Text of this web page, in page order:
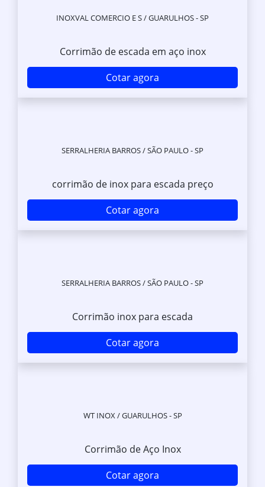
INOXVAL COMERCIO E S / GUARULHOS - SP
Corrimão de escada em aço inox
Cotar agora
SERRALHERIA BARROS / SÃO PAULO - SP
corrimão de inox para escada preço
Cotar agora
SERRALHERIA BARROS / SÃO PAULO - SP
Corrimão inox para escada
Cotar agora
WT INOX / GUARULHOS - SP
Corrimão de Aço Inox
Cotar agora